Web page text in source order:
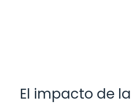
El impacto de